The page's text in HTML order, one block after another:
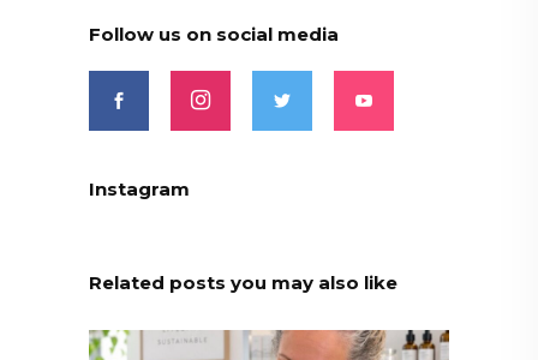
Follow us on social media
Instagram
Related posts you may also like